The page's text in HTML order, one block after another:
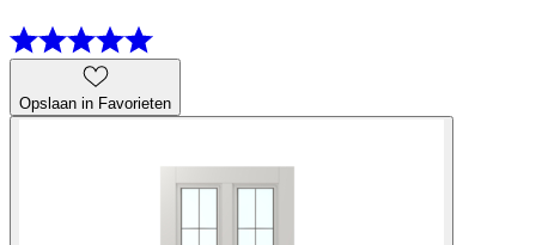
Opslaan in Favorieten